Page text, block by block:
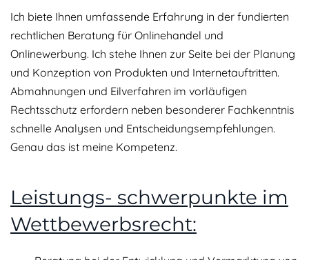
Ich biete Ihnen umfassende Erfahrung in der fundierten
rechtlichen Beratung für Onlinehandel und
Onlinewerbung. Ich stehe Ihnen zur Seite bei der Planung
und Konzeption von Produkten und Internetauftritten.
Abmahnungen und Eilverfahren im vorläufigen
Rechtsschutz erfordern neben besonderer Fachkenntnis
schnelle Analysen und Entscheidungsempfehlungen.
Genau das ist meine Kompetenz.
Leistungs- schwerpunkte im
Wettbewerbsrecht: